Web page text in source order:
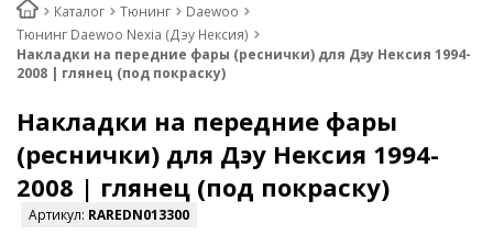
Каталог Тюнинг
Daewoo
Тюнинг Daewoo Nexia (Дэу Нексия)
Накладки на передние фары (реснички) для Дэу Нексия 1994-
2008 | глянец (под покраску)
Накладки на передние фары
(реснички) для Дэу Нексия 1994-
2008 | глянец (под покраску)
Артикул: RAREDN013300